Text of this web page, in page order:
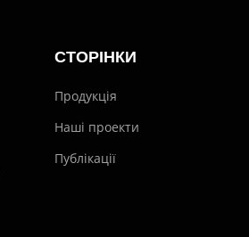
СТОРІНКИ
Продукція
Наші проекти
Публікації